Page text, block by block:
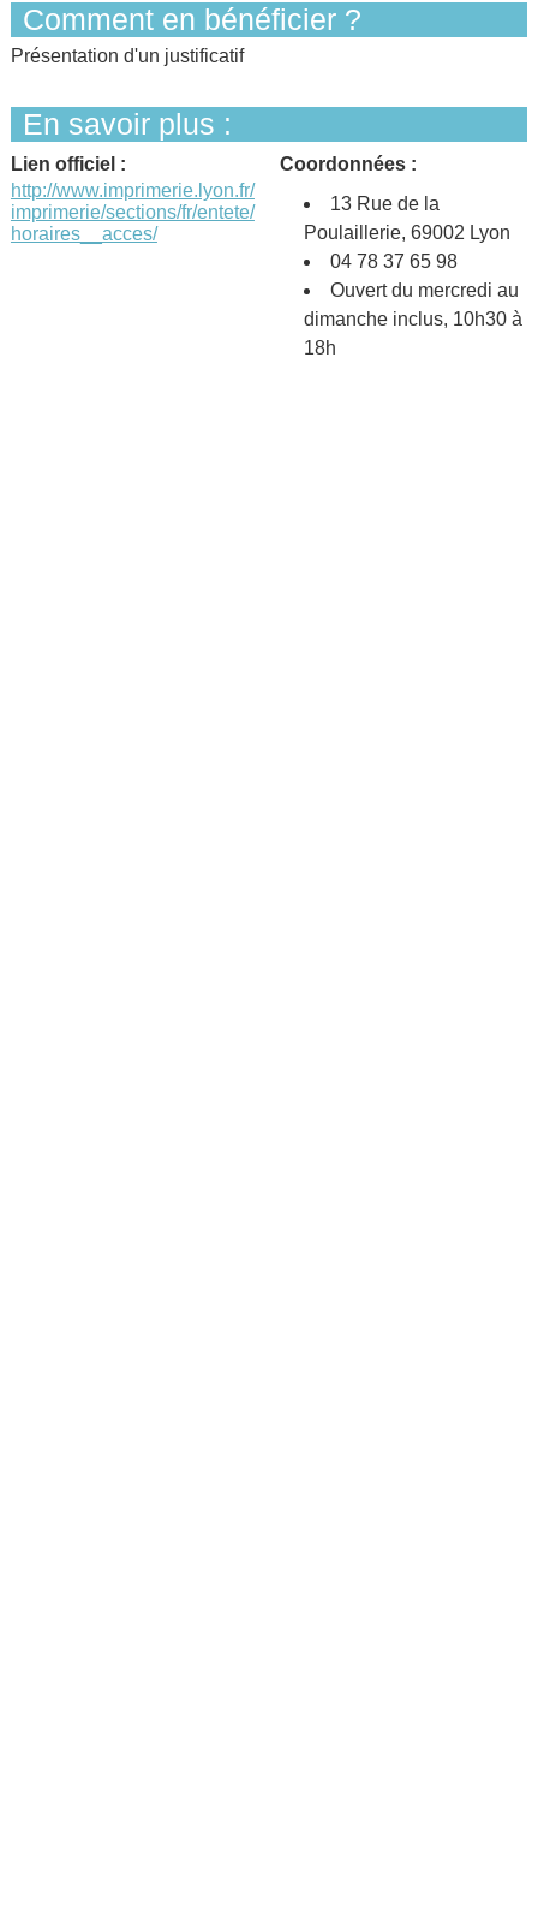
Comment en bénéficier ?
Présentation d'un justificatif
En savoir plus :
Lien officiel :
http://www.imprimerie.lyon.fr/
imprimerie/sections/fr/entete/
horaires__acces/
Coordonnées :
13 Rue de la
Poulaillerie, 69002 Lyon
04 78 37 65 98
Ouvert du mercredi au
dimanche inclus, 10h30 à
18h